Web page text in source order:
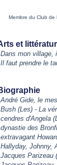
Membre du Club de
et
Dans mon village,
Il faut prendre le
André Gide, le
Bush (Les) - La
cendres d'Angela
dynastie des
extravagant
Hallyday, Johnny,
Jacques Parizeau